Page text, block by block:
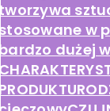
tworzywa
stosowane w
bardzo dużej